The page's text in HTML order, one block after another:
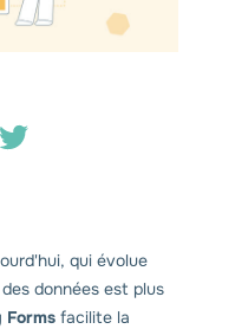
qui évolue
données est plus
facilite la